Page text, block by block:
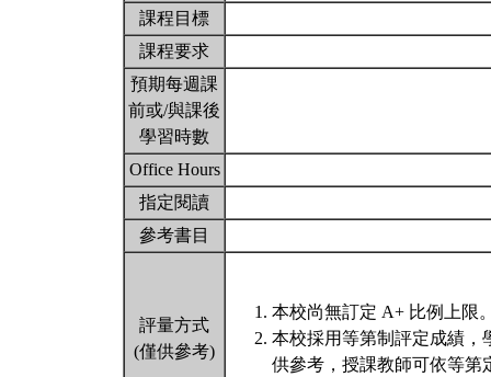
課程目標
課程要求
預期每週課
前或/與課後
學習時數
Office Hours
指定閱讀
參考書目
評量方式
(僅供參考)
本校尚無訂定 A+ 比例上限
本校採用等第制評定成績，
供參考，授課教師可依等第